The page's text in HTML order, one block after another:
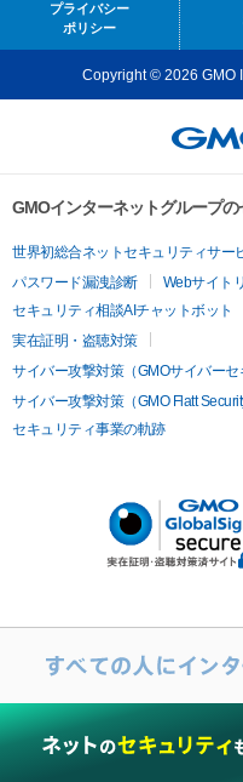
プライバシー
ポリシー
Copyright © 2026 GMO
GMOインターネットグループ
世界初総合ネットセキュリティサー
パスワード漏洩診断
Webサイト
セキュリティ相談AIチャットボット
実在証明・盗聴対策
サイバー攻撃対策（GMOサイバーセ
サイバー攻撃対策（GMO Flatt
セキュリティ事業の軌跡